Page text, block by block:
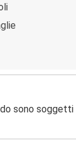
sono soggetti